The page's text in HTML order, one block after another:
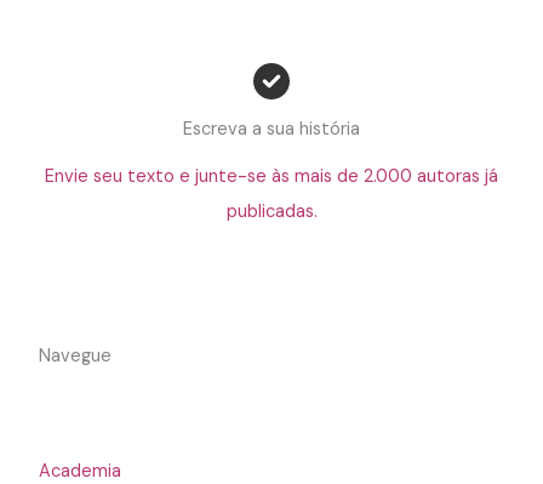
Escreva a sua história
Envie seu texto e junte-se às mais de 2.000 autoras já
publicadas.
Navegue
Academia